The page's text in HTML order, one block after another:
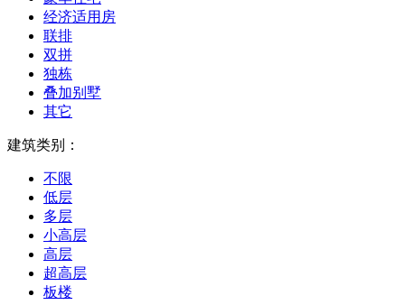
经济适用房
联排
双拼
独栋
叠加别墅
其它
建筑类别：
不限
低层
多层
小高层
高层
超高层
板楼